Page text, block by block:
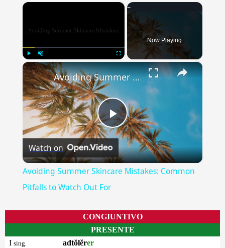
×
Play Unmute
Now Playing
×
Play
Video
Avoiding Summer Skincare Mistakes: Common Pitfalls to Watch Out For
Watch on
Avoiding Summer Skincare Mistakes: Common
Pitfalls to Watch Out For
CONGIUNTIVO
PRESENTE
I sing. adtŏlĕrer